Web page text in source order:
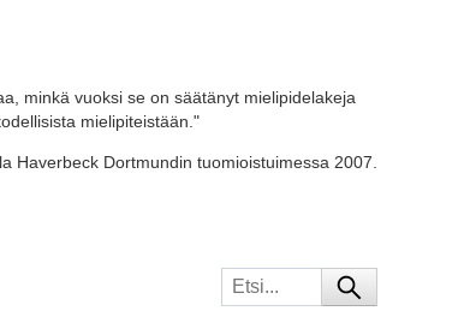
minkä vuoksi se on säätänyt mielipidelakeja
mielipiteistään."
Haverbeck Dortmundin tuomioistuimessa 2007.